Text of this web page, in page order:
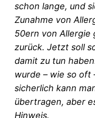
schon lange, und
Zunahme von
50ern von Allergie
zurück. Jetzt soll
damit zu tun
wurde – wie so oft
sicherlich kann
übertragen, aber
Hinweis.